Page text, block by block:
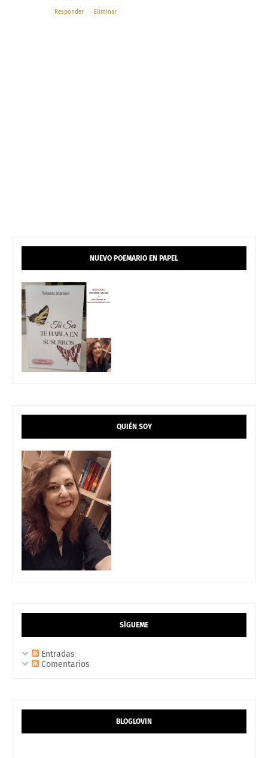
Responder Eliminar
NUEVO POEMARIO EN PAPEL
QUIÉN SOY
SÍGUEME
Entradas
Comentarios
BLOGLOVIN